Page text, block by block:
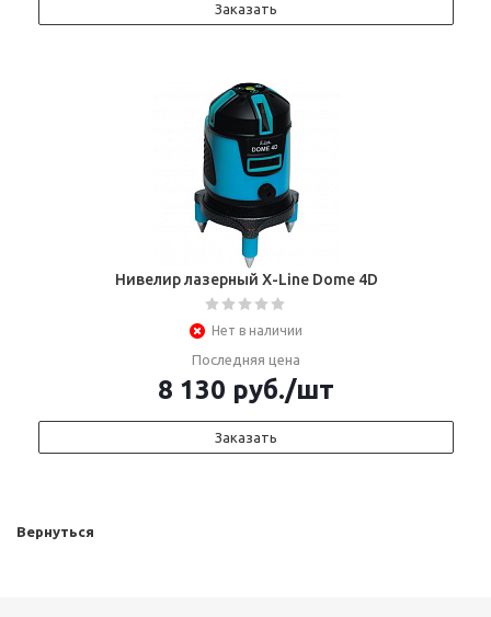
Заказать
Нивелир лазерный X-Line Dome 4D
Нет в наличии
Последняя цена
8 130 руб./шт
Заказать
Вернуться